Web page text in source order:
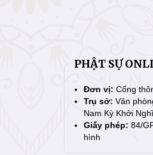
PHẬT SỰ
Đơn vị: Cổng
Trụ sở: Văn
Nam Kỳ Khởi
Giấy phép: 84/
hình